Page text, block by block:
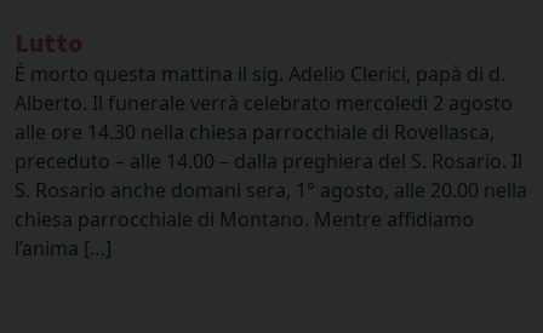
Lutto
È morto questa mattina il sig. Adelio Clerici, papà di d.
Alberto. Il funerale verrà celebrato mercoledì 2 agosto
alle ore 14.30 nella chiesa parrocchiale di Rovellasca,
preceduto – alle 14.00 – dalla preghiera del S. Rosario. Il
S. Rosario anche domani sera, 1° agosto, alle 20.00 nella
chiesa parrocchiale di Montano. Mentre affidiamo
l’anima […]